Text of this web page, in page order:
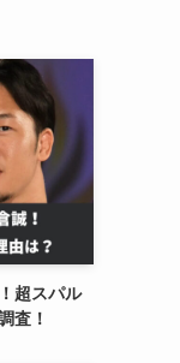
超スパル
査！